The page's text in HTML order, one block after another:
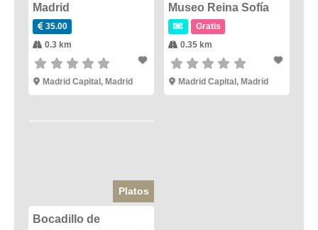
Madrid
35.00
0.3 km
Madrid Capital , Madrid
Museo Reina Sofía
Gratis
0.35 km
Madrid Capital , Madrid
Platos
Bocadillo de